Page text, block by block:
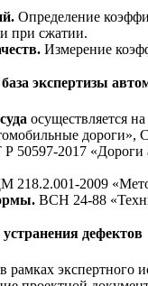
Определение
при сжатии.
Измерение
экспертизы
осуществляется
дороги»,
50597-2017 «Дороги
218.2.001-2009
ВСН 24-88
дефектов
экспертного